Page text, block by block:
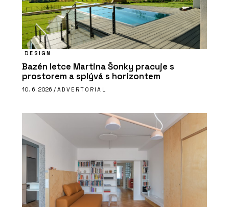
DESIGN
Bazén letce Martina Šonky pracuje s
prostorem a splývá s horizontem
10. 6. 2026 / ADVERTORIAL